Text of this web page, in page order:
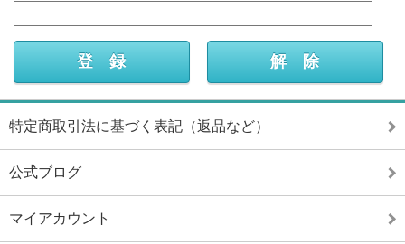
特定商取引法に基づく表記（返品など）
公式ブログ
マイアカウント